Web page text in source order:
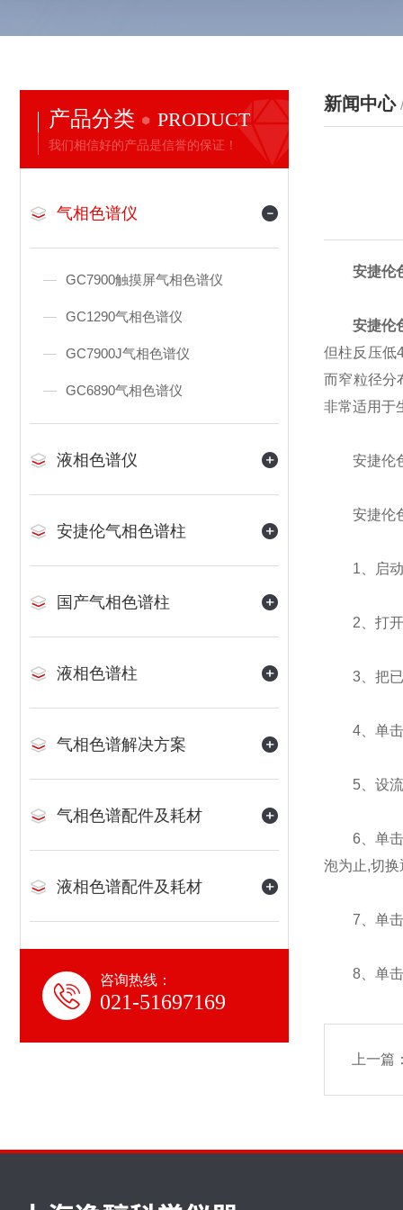
产品分类 PRODUCT
我们相信好的产品是信誉的保证！
气相色谱仪
GC7900触摸屏气相色谱仪
GC1290气相色谱仪
GC7900J气相色谱仪
GC6890气相色谱仪
液相色谱仪
安捷伦气相色谱柱
国产气相色谱柱
液相色谱柱
气相色谱解决方案
气相色谱配件及耗材
液相色谱配件及耗材
咨询热线：
021-51697169
新闻中心
安捷伦
安捷伦
但柱反压低
而窄粒径分
非常适用于
安捷伦色
安捷伦色
1、启动
2、打开
3、把已
4、单击
5、设流
6、单击泵
泡为止,切
7、单击泵
8、单击泵
上一篇